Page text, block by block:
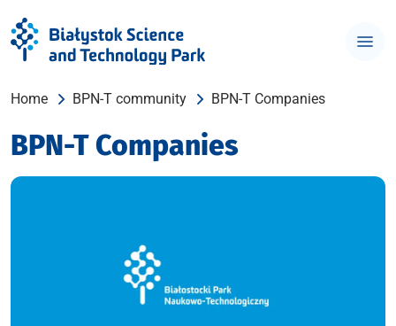
Home BPN-T community BPN-T Companies
BPN-T Companies